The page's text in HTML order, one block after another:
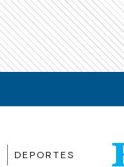
DEPORTES